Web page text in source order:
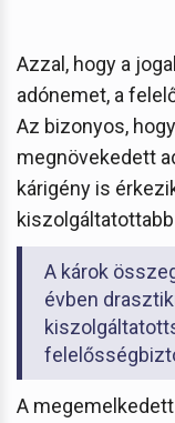
Azzal, hogy a
adónemet, a
Az bizonyos,
megnövekedett
kárigény is
A károk
évben
A